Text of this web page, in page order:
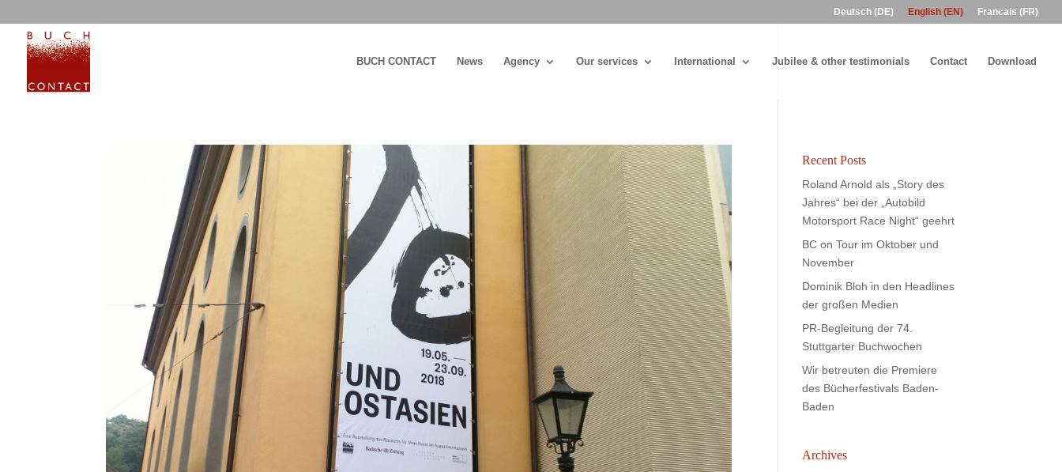
Deutsch (DE) English (EN) Francais (FR)
BUCH CONTACT News Agency Our services International Jubilee & other testimonials Contact Download
Recent Posts
Roland Arnold als „Story des
Jahres“ bei der „Autobild
Motorsport Race Night“ geehrt
BC on Tour im Oktober und
November
Dominik Bloh in den Headlines
der großen Medien
PR-Begleitung der 74.
Stuttgarter Buchwochen
Wir betreuten die Premiere
des Bücherfestivals Baden-
Baden
Archives